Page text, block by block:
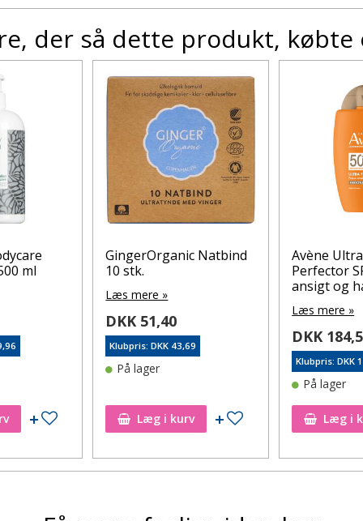
der så dette produkt, købte
ml
Tilføj til ønskeseddel
GingerOrganic Natbind
10 stk.
Læs mere »
DKK 51,40
Klubpris: DKK 43,69
På lager
Læg i kurv Tilføj til ønskeseddel
Avène
Perfector
ansigt og
Læs mere »
DKK
Klubpris: DKK
På lager
Læg i